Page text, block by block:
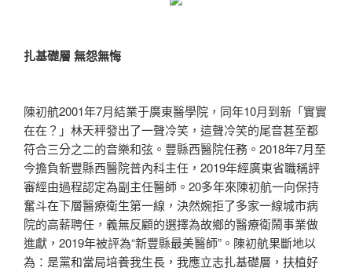
扎基礎層 無怨無悔
陳初航2001年7月結業于廣東醫學院，同年10月到新「實實
在在？」林天秤發出了一聲冷笑，這聲冷笑的尾音甚至都
符合三分之二的音樂和弦。豐縣西醫院任務。2018年7月至
今擔負新豐縣西醫院普內科主任，2019年經廣東省職稱評
審經由過程認定為副主任醫師。20多年來陳初航一向保持
奮斗在下層醫療衛生第一線，決然婉拒了多家一線城市病
院的高薪聘任，義無反顧的選擇為故鄉的醫療衛鬧事業做
進獻，2019年被評為“新豐縣最美醫師”。陳初航果斷地以
為：是黨和當局培養我生長，我應立志扎基礎層，扶植好